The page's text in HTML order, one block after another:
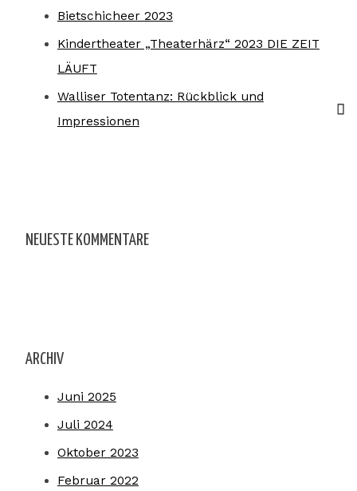
Bietschicheer 2023
Kindertheater „Theaterhärz“ 2023 DIE ZEIT
LÄUFT
Walliser Totentanz: Rückblick und
Impressionen
NEUESTE KOMMENTARE
ARCHIV
Juni 2025
Juli 2024
Oktober 2023
Februar 2022